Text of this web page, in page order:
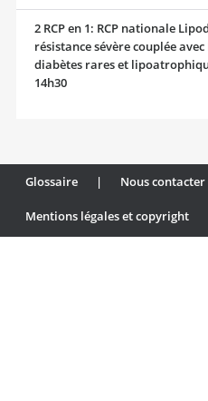
2 RCP en 1: RCP nationale
résistance sévère couplée
diabètes rares et
14h30
Glossaire | Nous contacter
Mentions légales et copyright